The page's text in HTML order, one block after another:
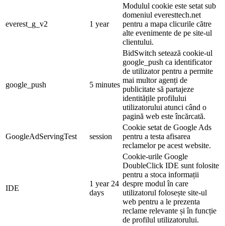
everest_g_v2 1 year
Modulul cookie este setat sub
domeniul everesttech.net
pentru a mapa clicurile către
alte evenimente de pe site-ul
clientului.
google_push 5 minutes
BidSwitch setează cookie-ul
google_push ca identificator
de utilizator pentru a permite
mai multor agenți de
publicitate să partajeze
identitățile profilului
utilizatorului atunci când o
pagină web este încărcată.
GoogleAdServingTest session
Cookie setat de Google Ads
pentru a testa afisarea
reclamelor pe acest website.
IDE
1 year 24
days
Cookie-urile Google
DoubleClick IDE sunt folosite
pentru a stoca informații
despre modul în care
utilizatorul folosește site-ul
web pentru a le prezenta
reclame relevante și în funcție
de profilul utilizatorului.